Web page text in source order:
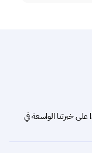
خبرتنا الواسعة في